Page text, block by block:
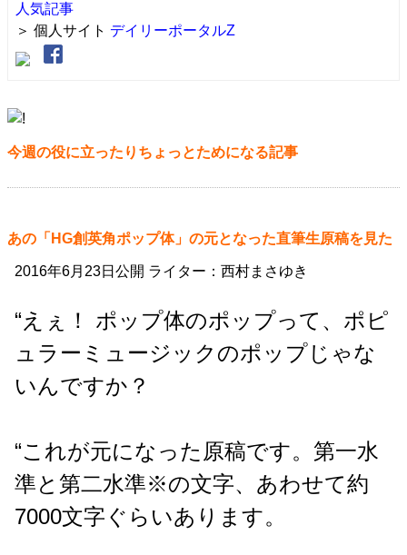
人気記事
＞ 個人サイト デイリーポータルZ
今週の役に立ったりちょっとためになる記事
あの「HG創英角ポップ体」の元となった直筆生原稿を見た
2016年6月23日公開 ライター：西村まさゆき
“えぇ！ ポップ体のポップって、ポピ
ュラーミュージックのポップじゃな
いんですか？
“これが元になった原稿です。第一水
準と第二水準※の文字、あわせて約
7000文字ぐらいあります。